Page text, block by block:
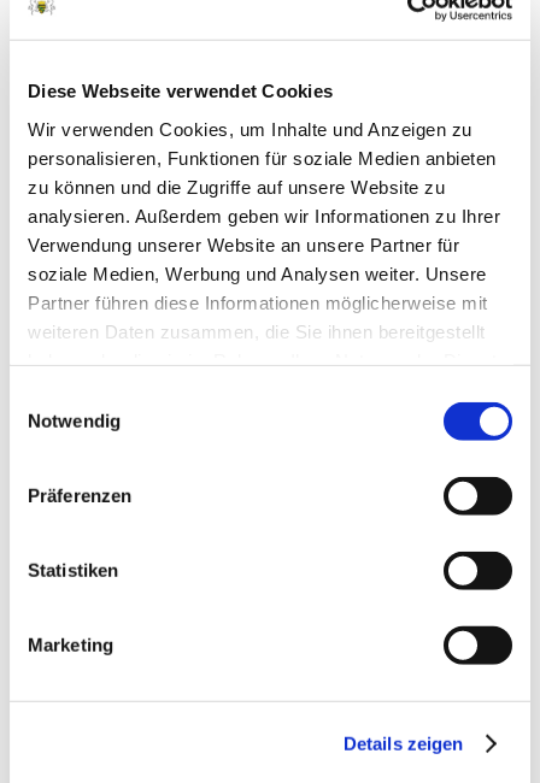
Diese Webseite verwendet Cookies
Wir verwenden Cookies, um Inhalte und Anzeigen zu
personalisieren, Funktionen für soziale Medien anbieten
zu können und die Zugriffe auf unsere Website zu
analysieren. Außerdem geben wir Informationen zu Ihrer
Verwendung unserer Website an unsere Partner für
soziale Medien, Werbung und Analysen weiter. Unsere
Partner führen diese Informationen möglicherweise mit
weiteren Daten zusammen, die Sie ihnen bereitgestellt
Notwendig
Präferenzen
Statistiken
Marketing
Details zeigen
November 2024
Oktober 2024
September 2024
August 2024
Juli 2024
Juni 2024
Mai 2024
April 2024
März 2024
Februar 2024
Januar 2024
Dezember 2023
Oktober 2023
Mai 2023
April 2023